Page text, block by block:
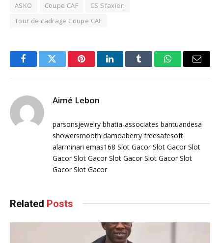
ASKO Coupe CAF
CS Sfaxien
Tour de cadrage Coupe CAF
FacebookTwitter PinterestLinkedInTumblr WhatsAppEmail
Aimé Lebon
parsonsjewelry bhatia-associates bantuandesa
showersmooth damoaberry freesafesoft
alarminari emas168 Slot Gacor Slot Gacor Slot
Gacor Slot Gacor Slot Gacor Slot Gacor Slot
Gacor Slot Gacor
Related Posts